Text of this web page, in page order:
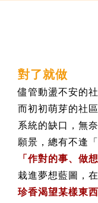
對了就做
儘管動盪不安的
而初初萌芽的社
系統的缺口，無
願景，總有不逢
「作對的事、做
栽進夢想藍圖，
珍香渴望某樣東